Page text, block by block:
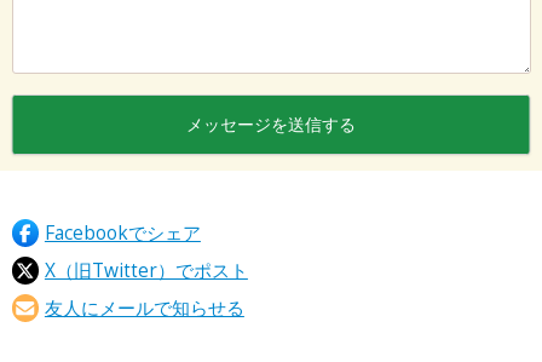
Facebookでシェア
X（旧Twitter）でポスト
友人にメールで知らせる